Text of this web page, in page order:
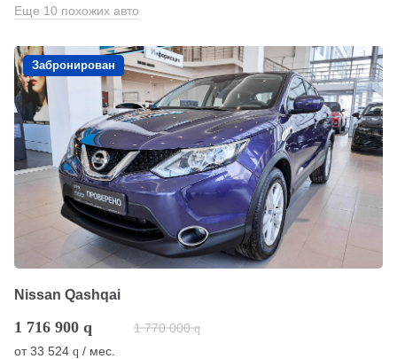
Еще 10 похожих авто
Забронирован
Nissan Qashqai
1 716 900 q 1 770 000 q
от33 524 q / мес.